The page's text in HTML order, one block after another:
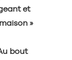
et
»
bout